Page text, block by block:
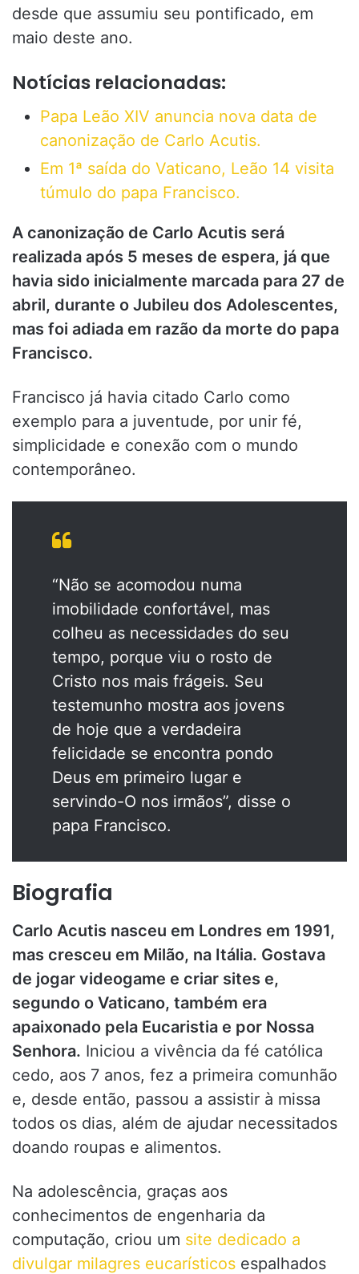
desde que assumiu seu pontificado, em
maio deste ano.
Notícias relacionadas:
Papa Leão XIV anuncia nova data de
canonização de Carlo Acutis.
Em 1ª saída do Vaticano, Leão 14 visita
túmulo do papa Francisco.
A canonização de Carlo Acutis será
realizada após 5 meses de espera, já que
havia sido inicialmente marcada para 27 de
abril, durante o Jubileu dos Adolescentes,
mas foi adiada em razão da morte do papa
Francisco.
Francisco já havia citado Carlo como
exemplo para a juventude, por unir fé,
simplicidade e conexão com o mundo
contemporâneo.
“Não se acomodou numa
imobilidade confortável, mas
colheu as necessidades do seu
tempo, porque viu o rosto de
Cristo nos mais frágeis. Seu
testemunho mostra aos jovens
de hoje que a verdadeira
felicidade se encontra pondo
Deus em primeiro lugar e
servindo-O nos irmãos”, disse o
papa Francisco.
Biografia
Carlo Acutis nasceu em Londres em 1991,
mas cresceu em Milão, na Itália. Gostava
de jogar videogame e criar sites e,
segundo o Vaticano, também era
apaixonado pela Eucaristia e por Nossa
Senhora. Iniciou a vivência da fé católica
cedo, aos 7 anos, fez a primeira comunhão
e, desde então, passou a assistir à missa
todos os dias, além de ajudar necessitados
doando roupas e alimentos.
Na adolescência, graças aos
conhecimentos de engenharia da
computação, criou um site dedicado a
divulgar milagres eucarísticos espalhados